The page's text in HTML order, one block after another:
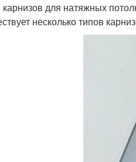
для натяжных
несколько типов